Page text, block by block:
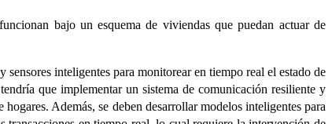
bajo un esquema de viviendas que puedan actuar de
inteligentes para monitorear en tiempo real el estado de
que implementar un sistema de comunicación resiliente y
Además, se deben desarrollar modelos inteligentes para